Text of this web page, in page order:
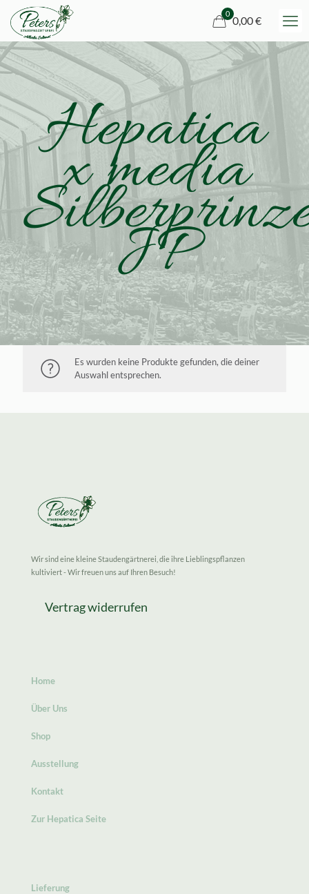
0
0,00 €
Hepatica
x media
JP
Es wurden keine Produkte gefunden, die deiner
Auswahl entsprechen.
Wir sind eine kleine Staudengärtnerei, die ihre Lieblingspflanzen
kultiviert - Wir freuen uns auf Ihren Besuch!
Vertrag widerrufen
Home
Über Uns
Shop
Ausstellung
Kontakt
Zur Hepatica Seite
Lieferung